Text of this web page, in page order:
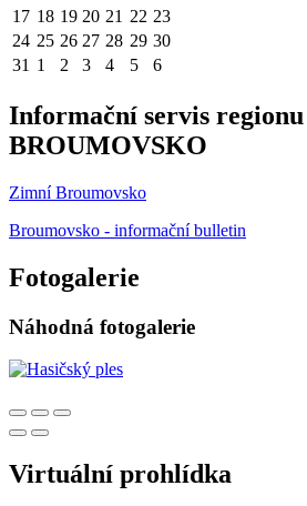
17 18 19 20 21 22 23
24 25 26 27 28 29 30
31 1 2 3 4 5 6
Informační servis regionu
BROUMOVSKO
Zimní Broumovsko
Broumovsko - informační bulletin
Fotogalerie
Náhodná fotogalerie
Virtuální prohlídka